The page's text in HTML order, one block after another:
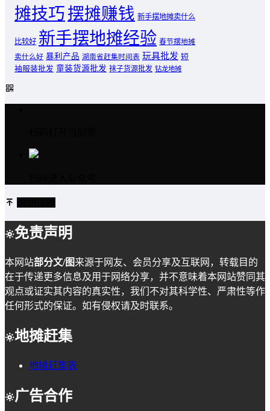
摊技巧 摆摊赚钱 新手摆地摊卖什么
比较好 新手摆地摊经验 春节摆地摊
卖什么好 暴利产品 湖南省赶集时间表 玩具批发 短
袖服装批发 童装货源批发 袜子货源批发 钻龙地摊
免责声明
本网站部分文/图来源于网友、会员分享及互联网，转载目的
在于传递更多信息及用于网络分享，并不意味着本网站赞同其
观点或证实其内容的真实性，我们不对其科学性、严肃性等作
任何形式的保证。如有侵权请及时联系。
地摊赶集
地摊赶集表
广告合作